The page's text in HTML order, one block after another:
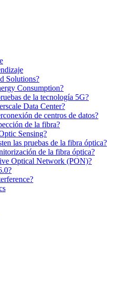
Solutions?
Consumption?
de la tecnología 5G?
Data Center?
de centros de datos?
de la fibra?
Sensing?
las pruebas de la fibra óptica?
de la fibra óptica?
Optical Network (PON)?